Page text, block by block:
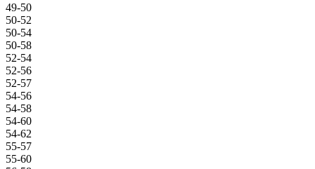
49-50
50-52
50-54
50-58
52-54
52-56
52-57
54-56
54-58
54-60
54-62
55-57
55-60